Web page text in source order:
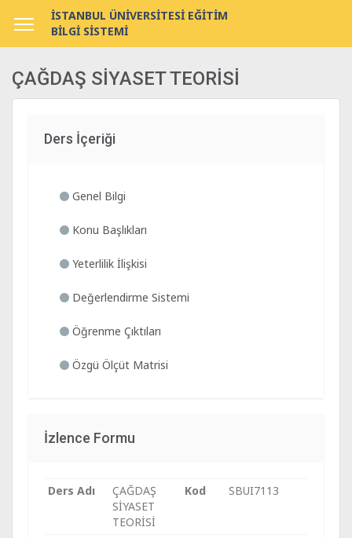
İSTANBUL ÜNİVERSİTESİ EĞİTİM
BİLGİ SİSTEMİ
ÇAĞDAŞ SİYASET TEORİSİ
Ders İçeriği
Genel Bilgi
Konu Başlıkları
Yeterlilik İlişkisi
Değerlendirme Sistemi
Öğrenme Çıktıları
Özgü Ölçüt Matrisi
İzlence Formu
Ders Adı
ÇAĞDAŞ
SİYASET
TEORİSİ
Kod SBUI7113